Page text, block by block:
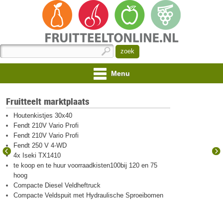
Menu
Fruitteelt marktplaats
Houtenkistjes 30x40
Fendt 210V Vario Profi
Fendt 210V Vario Profi
Fendt 250 V 4-WD
4x Iseki TX1410
te koop en te huur voorraadkisten100bij 120 en 75
hoog
Compacte Diesel Veldheftruck
Compacte Veldspuit met Hydraulische Sproeibomen